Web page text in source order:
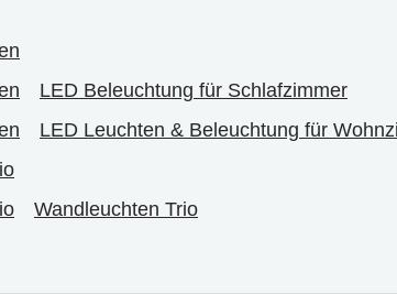
LED Beleuchtung für Schlafzimmer
LED Leuchten & Beleuchtung für
Wandleuchten Trio